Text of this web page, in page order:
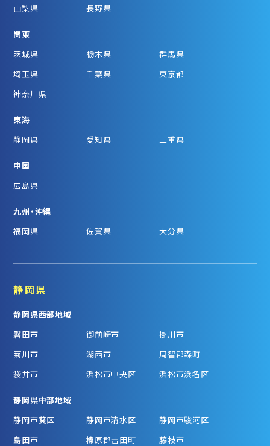
山梨県
長野県
関東
茨城県
栃木県
群馬県
埼玉県
千葉県
東京都
神奈川県
東海
静岡県
愛知県 三重県
中国
広島県
九州・沖縄
福岡県
佐賀県 大分県
静岡県
静岡県西部地域
磐田市
御前崎市
掛川市
菊川市
湖西市
周智郡森町
袋井市
浜松市中央区 浜松市浜名区
静岡県中部地域
静岡市葵区
静岡市清水区
静岡市駿河区
島田市
榛原郡吉田町
藤枝市